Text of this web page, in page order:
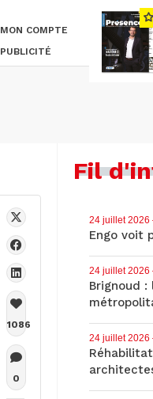
MON COMPTE
PUBLICITÉ
1086
0
Fil
24 juillet 2026
Engo voit
24 juillet 2026
Brignoud :
24 juillet 2026